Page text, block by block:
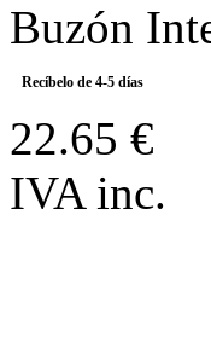
Buzón
Recíbelo de 4-5 días
22.65 €
IVA inc.